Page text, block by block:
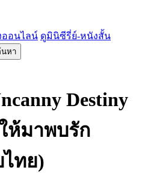
ออนไลน์ ดูมินิซีรี่ย์-หนังสั้น
นหา
Destiny
ห้มาพบรัก
ทย)